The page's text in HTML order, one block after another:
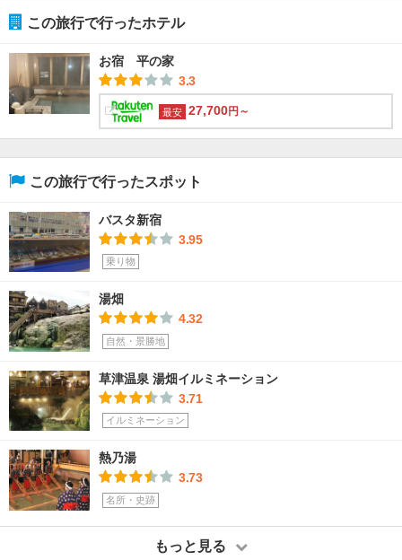
この旅行で行ったホテル
お宿 平の家
3.3
最安 27,700円～
この旅行で行ったスポット
バスタ新宿
3.95
乗り物
湯畑
4.32
自然・景勝地
草津温泉 湯畑イルミネーション
3.71
イルミネーション
熱乃湯
3.73
名所・史跡
もっと見る